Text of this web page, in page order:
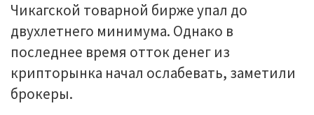
Чикагской товарной бирже упал до
двухлетнего минимума. Однако в
последнее время отток денег из
крипторынка начал ослабевать, заметили
брокеры.